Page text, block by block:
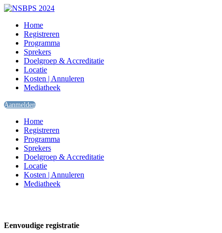
Home
Registreren
Programma
Sprekers
Doelgroep & Accreditatie
Locatie
Kosten | Annuleren
Mediatheek
Aanmelden
Home
Registreren
Programma
Sprekers
Doelgroep & Accreditatie
Locatie
Kosten | Annuleren
Mediatheek
Eenvoudige registratie